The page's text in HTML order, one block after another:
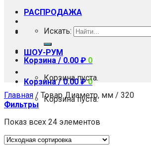
РАСПРОДАЖА
ШОУ-РУМ
Корзина /0.00₽ 0
Корзина пуста.
Искать:
Корзина / 0.00 ₽ 0
Корзина пуста.
Главная / Товар Диаметр, мм / 320
Фильтры
Показ всех 24 элементов